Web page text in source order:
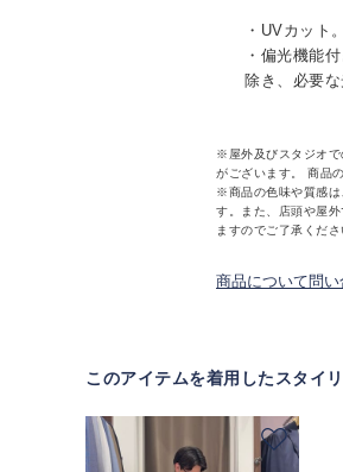
・UVカット。
・偏光機能
除き、必要
※屋外及びスタジオで
がございます。 商品
※商品の色味や質感は
す。また、店頭や屋
ますのでご了承くださ
商品について問
このアイテムを着用したスタイ